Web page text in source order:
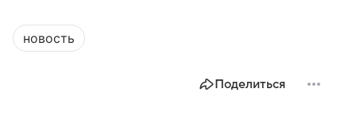
новость
Поделиться